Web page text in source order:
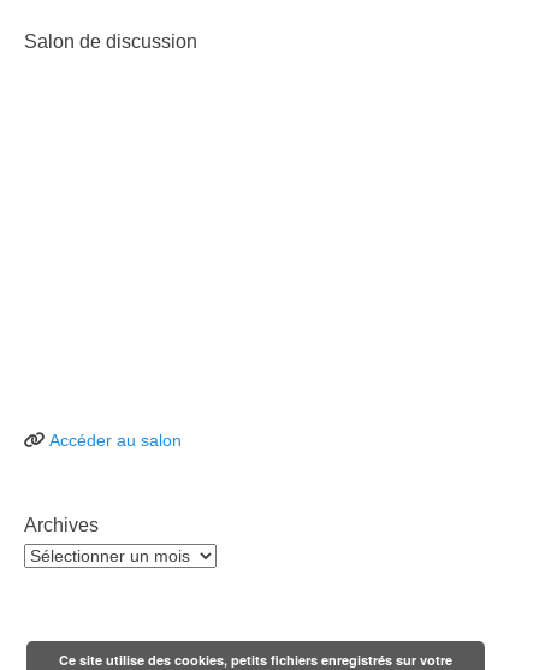
Salon de discussion
Accéder au salon
Archives
Archives
Ce site utilise des cookies, petits fichiers enregistrés sur votre